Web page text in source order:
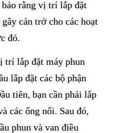
bảo rằng vị trí lắp đặt
cản trở cho các hoạt
đó.
trí lắp đặt máy phun
lắp đặt các bộ phận
tiên, bạn cần phải lắp
các ống nối. Sau đó,
phun và van điều